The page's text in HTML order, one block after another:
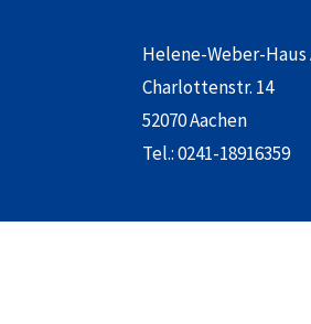
Helene-Weber-Haus
Charlottenstr. 14
52070 Aachen
Tel.:0241-18916359